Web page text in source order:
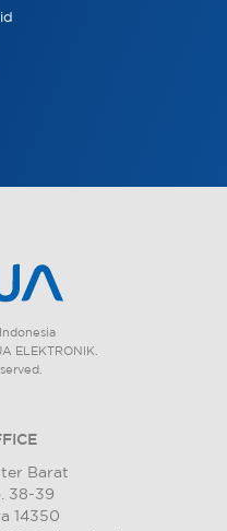
ELEKTRONIK.
Barat
38-39
14350